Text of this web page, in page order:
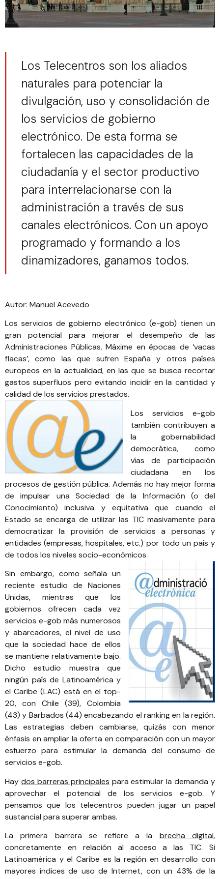
Los Telecentros son los aliados
naturales para potenciar la
divulgación, uso y consolidación de
los servicios de gobierno
electrónico. De esta forma se
fortalecen las capacidades de la
ciudadanía y el sector productivo
para interrelacionarse con la
administración a través de sus
canales electrónicos. Con un apoyo
programado y formando a los
dinamizadores, ganamos todos.
Autor: Manuel Acevedo
Los servicios de gobierno electrónico (e-gob) tienen un
gran potencial para mejorar el desempeño de las
Administraciones Públicas. Máxime en épocas de ‘vacas
flacas’, como las que sufren España y otros países
europeos en la actualidad, en las que se busca recortar
gastos superfluos pero evitando incidir en la cantidad y
calidad de los servicios prestados.
Los servicios e-gob
también contribuyen a
la gobernabilidad
democrática, como
vías de participación
ciudadana en los
procesos de gestión pública. Además no hay mejor forma
de impulsar una Sociedad de la Información (o del
Conocimiento) inclusiva y equitativa que cuando el
Estado se encarga de utilizar las TIC masivamente para
democratizar la provisión de servicios a personas y
entidades (empresas, hospitales, etc.) por todo un país y
de todos los niveles socio-económicos.
Sin embargo, como señala un
reciente estudio de Naciones
Unidas, mientras que los
gobiernos ofrecen cada vez
servicios e-gob más numerosos
y abarcadores, el nivel de uso
que la sociedad hace de ellos
se mantiene relativamente bajo.
Dicho estudio muestra que
ningún país de Latinoamérica y
el Caribe (LAC) está en el top-
20, con Chile (39), Colombia
(43) y Barbados (44) encabezando el ranking en la región.
Las estrategias deben cambiarse, quizás con menor
énfasis en ampliar la oferta en comparación con un mayor
esfuerzo para estimular la demanda del consumo de
servicios e-gob.
Hay dos barreras principales para estimular la demanda y
aprovechar el potencial de los servicios e-gob. Y
pensamos que los telecentros pueden jugar un papel
sustancial para superar ambas.
La primera barrera se refiere a la brecha digital,
concretamente en relación al acceso a las TIC. Si
Latinoamérica y el Caribe es la región en desarrollo con
mayores índices de uso de Internet, con un 43% de la